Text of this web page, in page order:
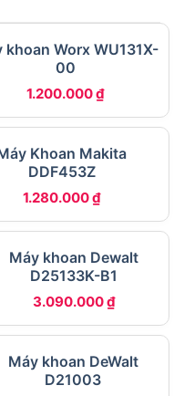
tốc độ Eco/Turbo
lần/phút, đầu kẹp
lượng thân máy
hành bởi động cơ
thông số kỹ thuật
nắm được toàn bộ
ra quyết định.
bao gồm các
kích thước đầu
kèm bản Solo:
khoan Worx WU131X-
00
1.200.000₫
Khoan Makita
DDF453Z
1.280.000₫
Máy khoan Dewalt
D25133K-B1
3.090.000₫
Máy khoan DeWalt
D21003